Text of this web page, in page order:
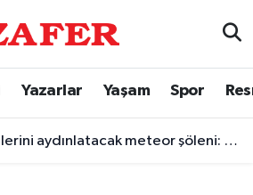
Yazarlar Yaşam Spor
meteor şöleni: Perseidler sahneye çıkıyor